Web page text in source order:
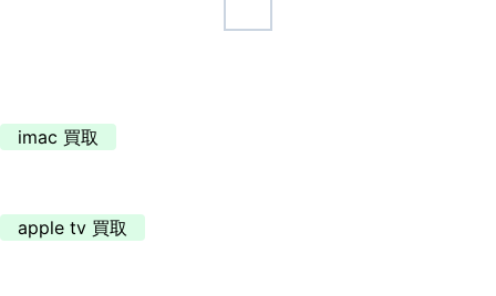
imac 買取
apple tv 買取